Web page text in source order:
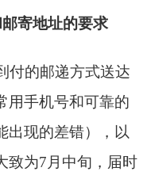
邮寄地址的要求
付的邮递方式送达
用手机号和可靠的
出现的差错），以
致为7月中旬，届时